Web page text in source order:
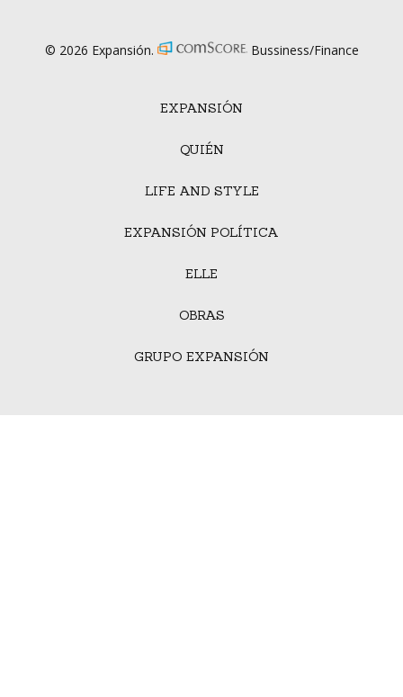
EXPANSIÓN
QUIÉN
LIFE AND STYLE
EXPANSIÓN POLÍTICA
ELLE
OBRAS
GRUPO EXPANSIÓN
© 2026 Expansión. Bussiness/Finance